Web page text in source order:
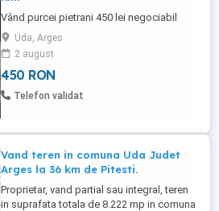
Vând purcei pietrani 450 lei negociabil
Uda, Arges
2 august
450 RON
Telefon validat
Vand teren in comuna Uda Judet
Arges la 36 km de Pitesti.
Proprietar, vand partial sau integral, teren
in suprafata totala de 8.222 mp in comuna